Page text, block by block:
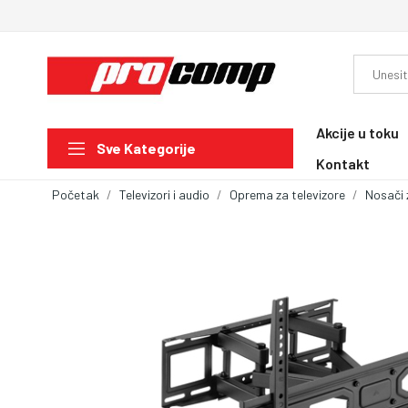
Sve Kategorije
Akcije u toku
Kontakt
Početak Televizori i audio Oprema za televizore Nosači